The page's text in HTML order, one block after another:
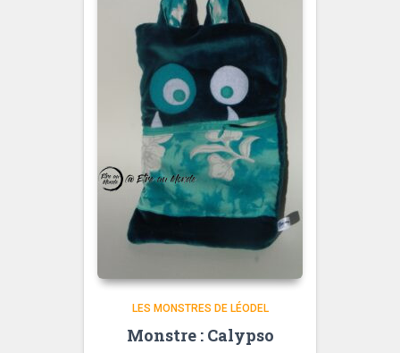
LES MONSTRES DE LÉODEL
Monstre : Calypso